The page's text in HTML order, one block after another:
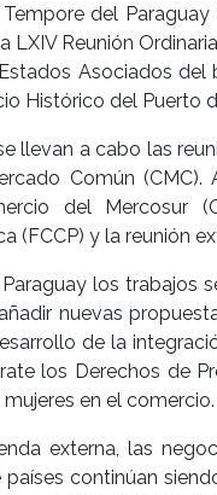
del
LXIV Reunión
Asociados
Histórico del Puerto
llevan a cabo las
Común
del Mercosur
(FCCP) y la reunión
los trabajos
nuevas
de la
los Derechos de
en el comercio.
externa, las
continúan